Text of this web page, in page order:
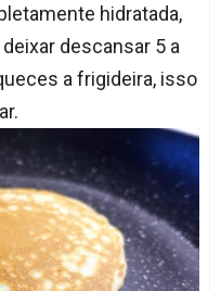
hidratada,
descansar 5 a
a frigideira, isso